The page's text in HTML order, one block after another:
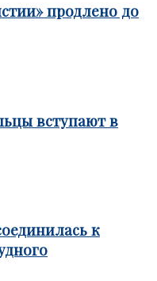
продлено до
вступают в
к